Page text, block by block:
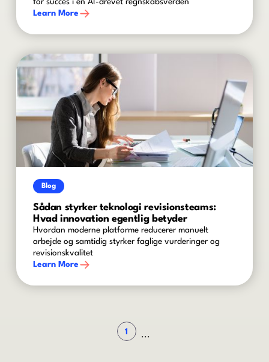
Learn More
Blog
Sådan styrker teknologi revisionsteams:
Hvad innovation egentlig betyder
Hvordan moderne platforme reducerer manuelt
arbejde og samtidig styrker faglige vurderinger og
revisionskvalitet
Learn More
1 ...